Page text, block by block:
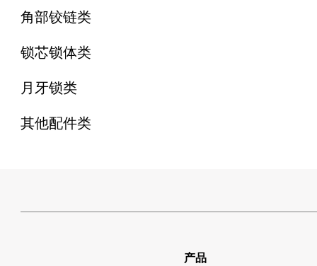
角部铰链类
锁芯锁体类
月牙锁类
其他配件类
产品